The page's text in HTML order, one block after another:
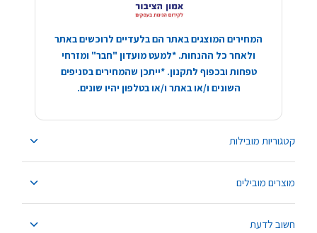
קטגוריות מובילות
מוצרים מובילים
חשוב לדעת
המחירים המוצגים באתר הם בלעדיים לרוכשים באתר
ולאחר כל ההנחות. *למעט מועדון "חבר" ומזרחי
טפחות ובכפוף לתקנון. *ייתכן שהמחירים בסניפים
השונים ו/או באתר ו/או בטלפון יהיו שונים.